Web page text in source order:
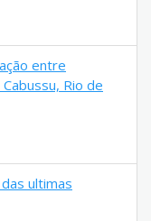
entre
Rio de
ultimas